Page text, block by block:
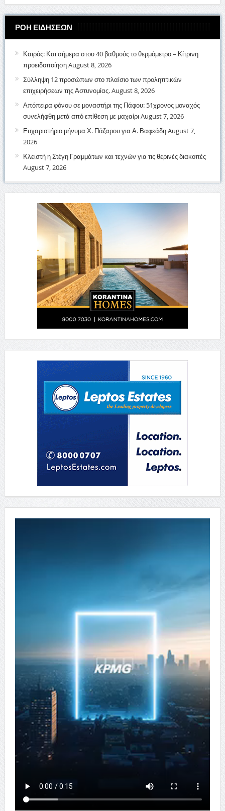
ΡΟΗ ΕΙΔΗΣΕΩΝ
Καιρός: Και σήμερα στου 40 βαθμούς το θερμόμετρο – Κίτρινη
προειδοποίησηAugust 8, 2026
Σύλληψη 12 προσώπων στο πλαίσιο των προληπτικών
επιχειρήσεων της Αστυνομίας.August 8, 2026
Απόπειρα φόνου σε μοναστήρι της Πάφου: 51χρονος μοναχός
συνελήφθη μετά από επίθεση με μαχαίριAugust 7, 2026
Ευχαριστήριο μήνυμα Χ. Πάζαρου για Α. ΒαφεάδηAugust 7,
2026
Κλειστή η Στέγη Γραμμάτων και τεχνών για τις θερινές διακοπές
August 7, 2026